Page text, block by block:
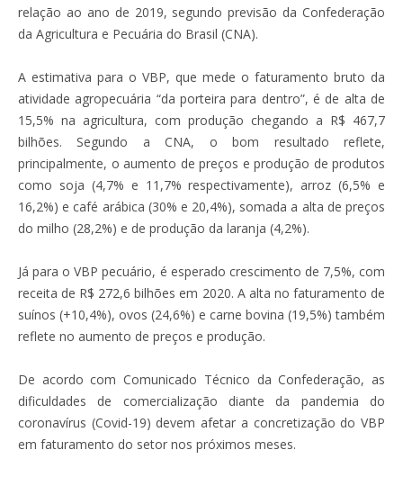
relação ao ano de 2019, segundo previsão da Confederação
da Agricultura e Pecuária do Brasil (CNA).
A estimativa para o VBP, que mede o faturamento bruto da
atividade agropecuária “da porteira para dentro”, é de alta de
15,5% na agricultura, com produção chegando a R$ 467,7
bilhões. Segundo a CNA, o bom resultado reflete,
principalmente, o aumento de preços e produção de produtos
como soja (4,7% e 11,7% respectivamente), arroz (6,5% e
16,2%) e café arábica (30% e 20,4%), somada a alta de preços
do milho (28,2%) e de produção da laranja (4,2%).
Já para o VBP pecuário, é esperado crescimento de 7,5%, com
receita de R$ 272,6 bilhões em 2020. A alta no faturamento de
suínos (+10,4%), ovos (24,6%) e carne bovina (19,5%) também
reflete no aumento de preços e produção.
De acordo com Comunicado Técnico da Confederação, as
dificuldades de comercialização diante da pandemia do
coronavírus (Covid-19) devem afetar a concretização do VBP
em faturamento do setor nos próximos meses.